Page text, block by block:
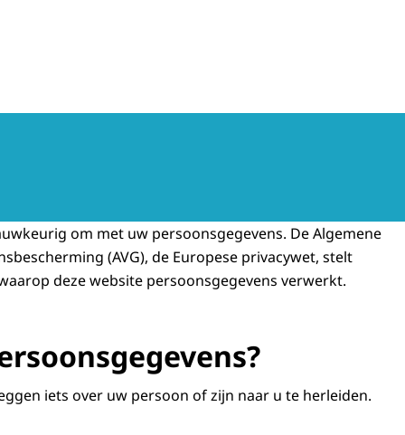
om met uw persoonsgegevens. De Algemene
(AVG), de Europese privacywet, stelt
deze website persoonsgegevens verwerkt.
iets over uw persoon of zijn naar u te herleiden.